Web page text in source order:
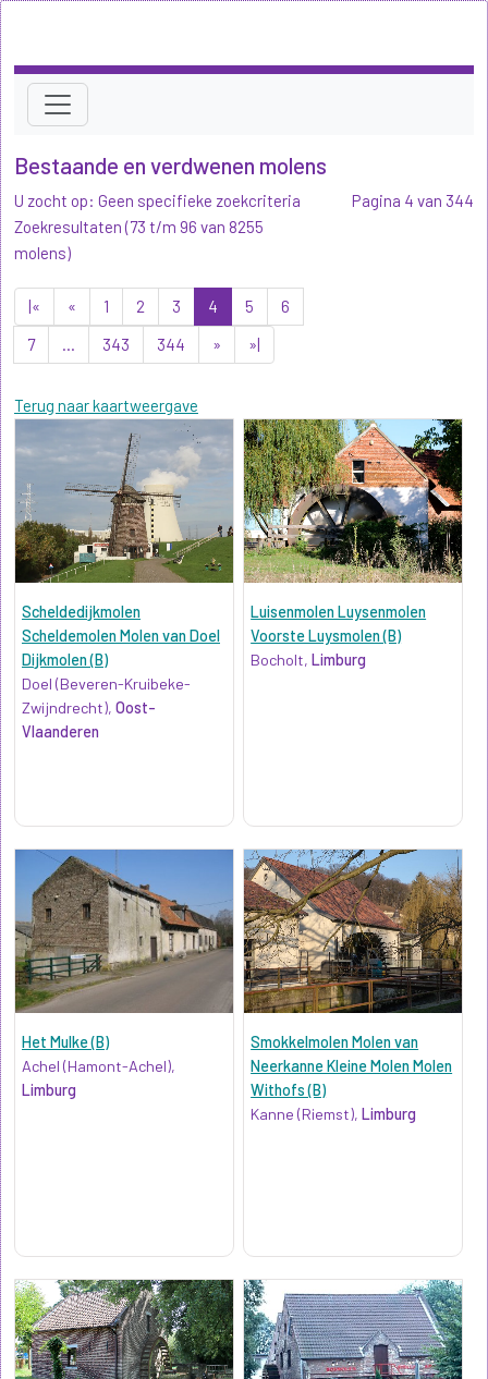
Bestaande en verdwenen molens
U zocht op: Geen specifieke zoekcriteria
Zoekresultaten (73 t/m 96 van 8255
molens)
|« « 1 2 3 4 5
6
7
... 343 344 » »|
Terug naar kaartweergave
Pagina 4 van 344
Scheldedijkmolen
Scheldemolen Molen van Doel
Dijkmolen (B)
Doel (Beveren-Kruibeke-
Zwijndrecht), Oost-
Vlaanderen
Luisenmolen Luysenmolen
Voorste Luysmolen (B)
Bocholt,Limburg
Het Mulke (B)
Achel (Hamont-Achel),
Limburg
Smokkelmolen Molen van
Neerkanne Kleine Molen Molen
Withofs (B)
Kanne (Riemst),Limburg